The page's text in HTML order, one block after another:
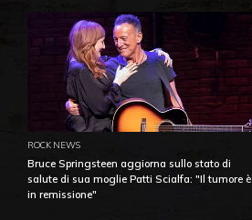
ROCK NEWS
Bruce Springsteen aggiorna sullo stato di
salute di sua moglie Patti Scialfa: "Il tumore è
in remissione"